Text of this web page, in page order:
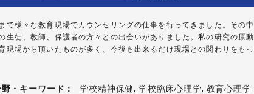
で様々な教育現場でカウンセリングの仕事を行ってきました。その中
生徒、教師、保護者の方々との出会いがありました。私の研究の原動
現場から頂いたものが多く、今後も出来るだけ現場との関わりをもっ
・ キーワード 学校精神保健, 学校臨床心理学, 教育心理学